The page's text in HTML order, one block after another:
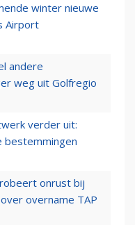
winter nieuwe
Airport
andere
weg uit Golfregio
verder uit:
bestemmingen
onrust bij
overname TAP